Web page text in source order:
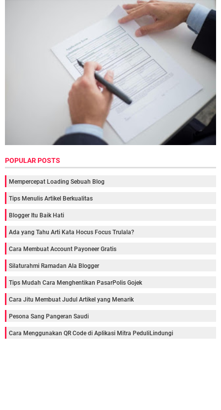
POPULAR POSTS
Mempercepat Loading Sebuah Blog
Tips Menulis Artikel Berkualitas
Blogger Itu Baik Hati
Ada yang Tahu Arti Kata Hocus Focus Trulala?
Cara Membuat Account Payoneer Gratis
Silaturahmi Ramadan Ala Blogger
Tips Mudah Cara Menghentikan PasarPolis Gojek
Cara Jitu Membuat Judul Artikel yang Menarik
Pesona Sang Pangeran Saudi
Cara Menggunakan QR Code di Aplikasi Mitra PeduliLindungi